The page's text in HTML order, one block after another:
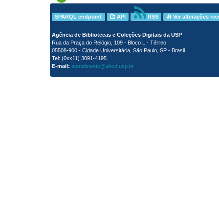
SPARQL endpoint API RSS Ver alterações
Agência de Bibliotecas e Coleções Digitais da USP
Rua da Praça do Relógio, 109 - Bloco L - Térreo
05508-900 - Cidade Universitária, São Paulo, SP - Brasil
Tel: (0xx11) 3091-4195
E-mail: atendimento@abcd.usp.br